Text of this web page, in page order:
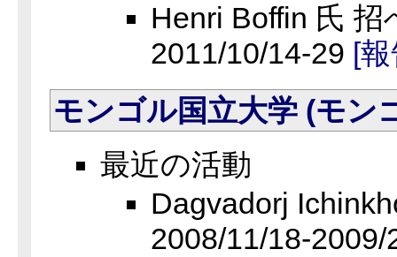
Henri Boffin 氏 招
2011/10/14-29 [
モンゴル国立大学 (モン
最近の活動
Dagvadorj
2008/11/18-